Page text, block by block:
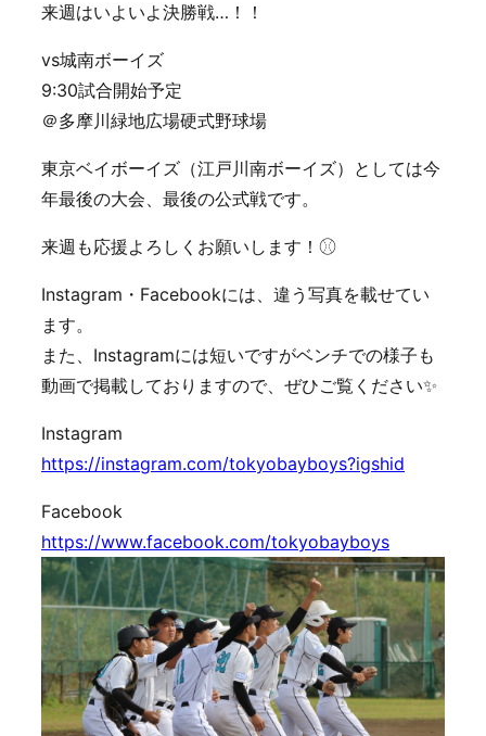
来週はいよいよ決勝戦…！！
vs城南ボーイズ
9:30試合開始予定
＠多摩川緑地広場硬式野球場
東京ベイボーイズ（江戸川南ボーイズ）としては今
年最後の大会、最後の公式戦です。
来週も応援よろしくお願いします！⚾︎
Instagram・Facebookには、違う写真を載せてい
ます。
また、Instagramには短いですがベンチでの様子も
動画で掲載しておりますので、ぜひご覧ください✨
Instagram
https://instagram.com/tokyobayboys?igshid
Facebook
https://www.facebook.com/tokyobayboys